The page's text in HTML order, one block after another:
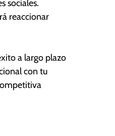
sociales.
reaccionar
a largo plazo
con tu